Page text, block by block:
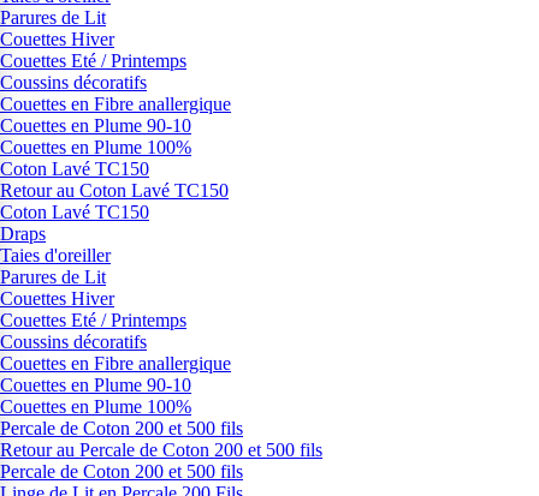
Parures de Lit
Couettes Hiver
Couettes Eté / Printemps
Coussins décoratifs
Couettes en Fibre anallergique
Couettes en Plume 90-10
Couettes en Plume 100%
Coton Lavé TC150
Retour au Coton Lavé TC150
Coton Lavé TC150
Draps
Taies d'oreiller
Parures de Lit
Couettes Hiver
Couettes Eté / Printemps
Coussins décoratifs
Couettes en Fibre anallergique
Couettes en Plume 90-10
Couettes en Plume 100%
Percale de Coton 200 et 500 fils
Retour au Percale de Coton 200 et 500 fils
Percale de Coton 200 et 500 fils